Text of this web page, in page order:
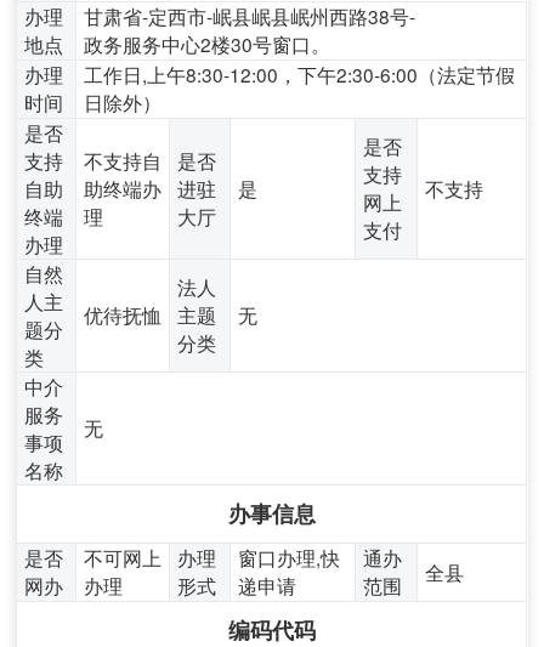
办理
地点
甘肃省-定西市-岷县岷县岷州西路38号-
政务服务中心2楼30号窗口。
办理
时间
工作日,上午8:30-12:00，下午2:30-6:00（法定节假
日除外）
是否
支持
自助
终端
办理
不支持自
助终端办
理
是否
进驻
大厅
是
是否
支持
网上
支付
不支持
自然
人主
题分
类
优待抚恤
法人
主题
分类
无
中介
服务
事项
名称
无
办事信息
是否
网办
不可网上
办理
办理
形式
窗口办理,快
递申请
通办
范围
全县
编码代码